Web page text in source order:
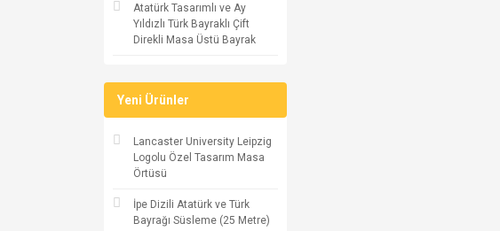
Atatürk Tasarımlı ve Ay
Yıldızlı Türk Bayraklı Çift
Direkli Masa Üstü Bayrak
Yeni Ürünler
Lancaster University Leipzig
Logolu Özel Tasarım Masa
Örtüsü
İpe Dizili Atatürk ve Türk
Bayrağı Süsleme (25 Metre)